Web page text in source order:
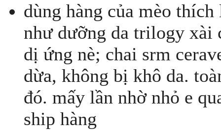
dùng hàng của mèo
như dưỡng da trilogy xài
dị ứng nè; chai srm
dừa, không bị khô da.
đó. mấy lần nhờ nhỏ e
ship hàng